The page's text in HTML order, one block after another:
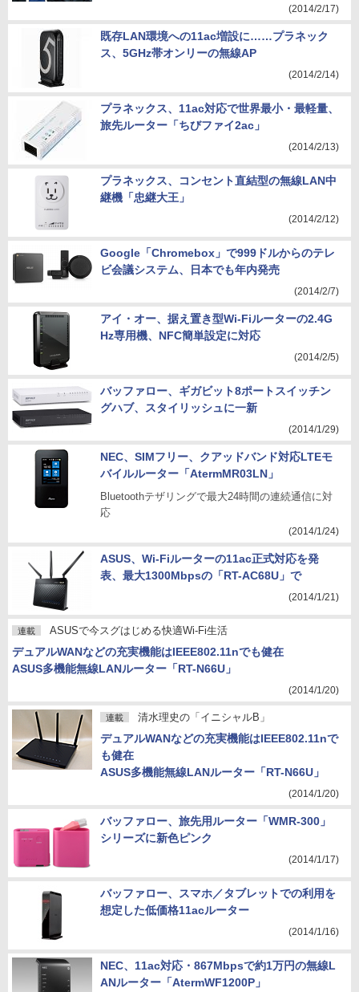
(2014/2/17)
既存LAN環境への11ac増設に……プラネック
ス、5GHz帯オンリーの無線AP
(2014/2/14)
プラネックス、11ac対応で世界最小・最軽量、
旅先ルーター「ちびファイ2ac」
(2014/2/13)
プラネックス、コンセント直結型の無線LAN中
継機「忠継大王」
(2014/2/12)
Google「Chromebox」で999ドルからのテレ
ビ会議システム、日本でも年内発売
(2014/2/7)
アイ・オー、据え置き型Wi-Fiルーターの2.4G
Hz専用機、NFC簡単設定に対応
(2014/2/5)
バッファロー、ギガビット8ポートスイッチン
グハブ、スタイリッシュに一新
(2014/1/29)
NEC、SIMフリー、クアッドバンド対応LTEモ
バイルルーター「AtermMR03LN」
Bluetoothテザリングで最大24時間の連続通信に対
応
(2014/1/24)
ASUS、Wi-Fiルーターの11ac正式対応を発
表、最大1300Mbpsの「RT-AC68U」で
(2014/1/21)
連載 ASUSで今スグはじめる快適Wi-Fi生活
デュアルWANなどの充実機能はIEEE802.11nでも健在
ASUS多機能無線LANルーター「RT-N66U」
(2014/1/20)
連載 清水理史の「イニシャルB」
デュアルWANなどの充実機能はIEEE802.11nで
も健在
ASUS多機能無線LANルーター「RT-N66U」
(2014/1/20)
バッファロー、旅先用ルーター「WMR-300」
シリーズに新色ピンク
(2014/1/17)
バッファロー、スマホ／タブレットでの利用を
想定した低価格11acルーター
(2014/1/16)
NEC、11ac対応・867Mbpsで約1万円の無線L
ANルーター「AtermWF1200P」